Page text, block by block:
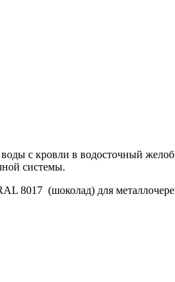
с кровли в водосточный
системы.
8017 (шоколад) для